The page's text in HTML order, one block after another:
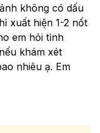
không có dấu
xuất hiện 1-2 nốt
em hỏi tình
khám xét
nhiêu ạ. Em